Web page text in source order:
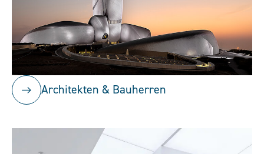
Architekten & Bauherren